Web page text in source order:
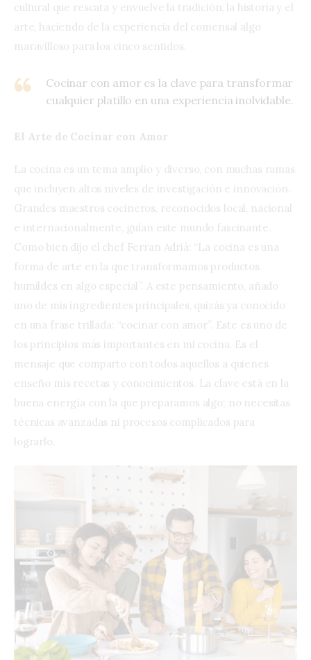
cultural que rescata y envuelve la tradición, la historia y el
arte, haciendo de la experiencia del comensal algo
maravilloso para los cinco sentidos.
Cocinar con amor es la clave para transformar
cualquier platillo en una experiencia inolvidable.
El Arte de Cocinar con Amor
La cocina es un tema amplio y diverso, con muchas ramas
que incluyen altos niveles de investigación e innovación.
Grandes maestros cocineros, reconocidos local, nacional
e internacionalmente, guían este mundo fascinante.
Como bien dijo el chef Ferran Adrià: “La cocina es una
forma de arte en la que transformamos productos
humildes en algo especial”. A este pensamiento, añado
uno de mis ingredientes principales, quizás ya conocido
en una frase trillada: “cocinar con amor”. Este es uno de
los principios más importantes en mi cocina. Es el
mensaje que comparto con todos aquellos a quienes
enseño mis recetas y conocimientos. La clave está en la
buena energía con la que preparamos algo; no necesitas
técnicas avanzadas ni procesos complicados para
lograrlo.